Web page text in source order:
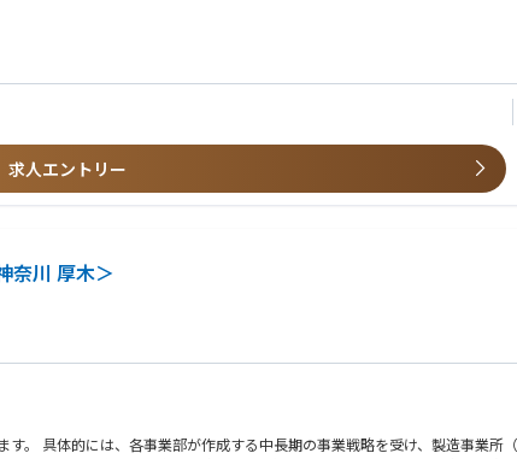
理、試験・評価、解析、機械いじりが伴う業務、簡易プログラミング経験
求人エントリー
奈川 厚木＞
。 具体的には、各事業部が作成する中長期の事業戦略を受け、製造事業所